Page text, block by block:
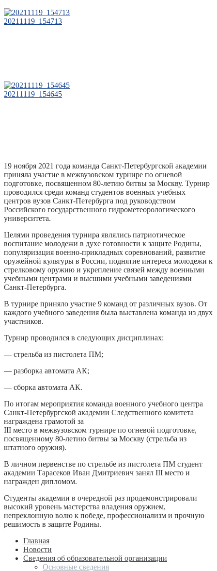
20211119_154713
20211119_154645
19 ноября 2021 года команда Санкт-Петербургской академии
приняла участие в межвузовском турнире по огневой
подготовке, посвященном 80-летию битвы за Москву. Турнир
проводился среди команд студентов военных учебных
центров вузов Санкт-Петербурга под руководством
Российского государственного гидрометеорологического
университета.
Целями проведения турнира являлись патриотическое
воспитание молодежи в духе готовности к защите Родины,
популяризация военно-прикладных соревнований, развитие
оружейной культуры в России, поднятие интереса молодежи к
стрелковому оружию и укрепление связей между военными
учебными центрами и высшими учебными заведениями
Санкт-Петербурга.
В турнире приняло участие 9 команд от различных вузов. От
каждого учебного заведения была выставлена команда из двух
участников.
Турнир проводился в следующих дисциплинах:
— стрельба из пистолета ПМ;
— разборка автомата АК;
— сборка автомата АК.
По итогам мероприятия команда военного учебного центра
Санкт-Петербургской академии Следственного комитета
награждена грамотой за
III место в межвузовском турнире по огневой подготовке,
посвященному 80-летию битвы за Москву (стрельба из
штатного оружия).
В личном первенстве по стрельбе из пистолета ПМ студент
академии Тарасеков Иван Дмитриевич занял III место и
награжден дипломом.
Студенты академии в очередной раз продемонстрировали
высокий уровень мастерства владения оружием,
непреклонную волю к победе, профессионализм и прочную
решимость в защите Родины.
Главная
Новости
Сведения об образовательной организации
Основные сведения